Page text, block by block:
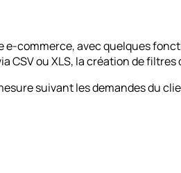
e-commerce, avec quelques
CSV ou XLS, la création de
suivant les demandes du